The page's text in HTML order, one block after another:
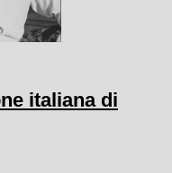
italiana di